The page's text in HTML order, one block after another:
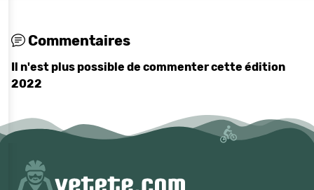
Commentaires
Il n'est plus possible de commenter cette édition
2022